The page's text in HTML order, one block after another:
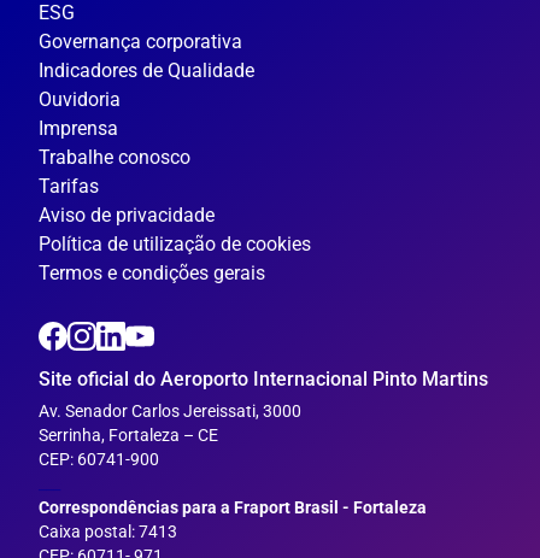
ESG
Governança corporativa
Indicadores de Qualidade
Ouvidoria
Imprensa
Trabalhe conosco
Tarifas
Aviso de privacidade
Política de utilização de cookies
Termos e condições gerais
Site oficial do Aeroporto Internacional Pinto Martins
Av. Senador Carlos Jereissati, 3000
Serrinha, Fortaleza – CE
CEP: 60741-900
Correspondências para a Fraport Brasil - Fortaleza
Caixa postal: 7413